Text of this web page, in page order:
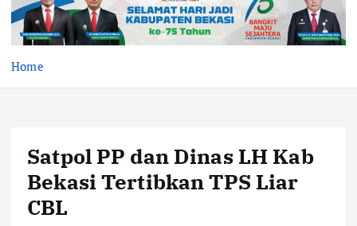
Home
Satpol PP dan Dinas LH Kab
Bekasi Tertibkan TPS Liar
CBL